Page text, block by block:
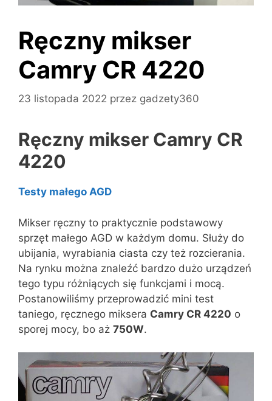
Ręczny mikser
Camry CR 4220
23 listopada 2022 przez gadzety360
Ręczny mikser Camry CR
4220
Testy małego AGD
Mikser ręczny to praktycznie podstawowy
sprzęt małego AGD w każdym domu. Służy do
ubijania, wyrabiania ciasta czy też rozcierania.
Na rynku można znaleźć bardzo dużo urządzeń
tego typu różniących się funkcjami i mocą.
Postanowiliśmy przeprowadzić mini test
taniego, ręcznego miksera Camry CR 4220 o
sporej mocy, bo aż 750W.